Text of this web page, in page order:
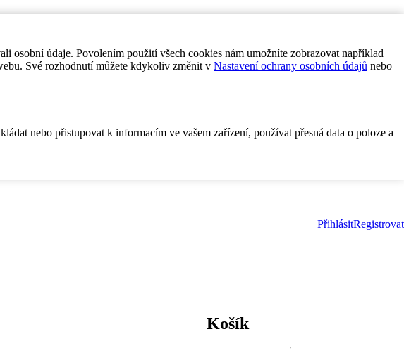
osobní údaje. Povolením použití všech cookies nám umožníte zobrazovat například
Své rozhodnutí můžete kdykoliv změnit v Nastavení ochrany osobních údajů nebo
nebo přistupovat k informacím ve vašem zařízení, používat přesná data o poloze a
PřihlásitRegistrovat
Košík